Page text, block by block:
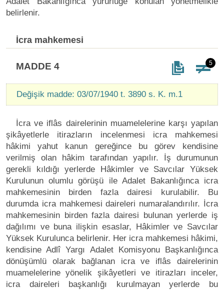
belirlenir.
İcra mahkemesi
MADDE 4 5
Değişik madde: 03/07/1940 t. 3890 s. K. m.1
İcra ve iflâs dairelerinin muamelelerine karşı yapılan
şikâyetlerle itirazların incelenmesi icra mahkemesi
hâkimi yahut kanun gereğince bu görev kendisine
verilmiş olan hâkim tarafından yapılır. İş durumunun
gerekli kıldığı yerlerde Hâkimler ve Savcılar Yüksek
Kurulunun olumlu görüşü ile Adalet Bakanlığınca icra
mahkemesinin birden fazla dairesi kurulabilir. Bu
durumda icra mahkemesi daireleri numaralandırılır. İcra
mahkemesinin birden fazla dairesi bulunan yerlerde iş
dağılımı ve buna ilişkin esaslar, Hâkimler ve Savcılar
Yüksek Kurulunca belirlenir. Her icra mahkemesi hâkimi,
kendisine Adlî Yargı Adalet Komisyonu Başkanlığınca
dönüşümlü olarak bağlanan icra ve iflâs dairelerinin
muamelelerine yönelik şikâyetleri ve itirazları inceler,
icra daireleri başkanlığı kurulmayan yerlerde bu